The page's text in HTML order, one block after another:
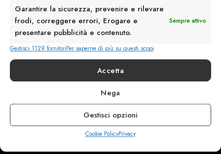
Garantire la sicurezza, prevenire e rilevare
frodi, correggere errori, Erogare e
presentare pubblicità e contenuto.
Sempre attivo
Gestisci 1129 fornitoriPer saperne di più su questi scopi
Accetta
Nega
Gestisci opzioni
Cookie PolicyPrivacy
info@calzaturebelfiore.com
+39 02 468042
MI 20145 • Milano
Termini e Condizioni
Resi e Rimborsi
Spedizioni
Privacy